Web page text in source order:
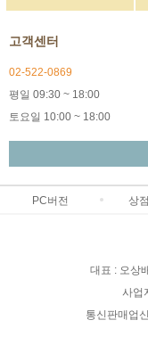
고객센터
02-522-0869
평일 09:30 ~ 18:00
토요일 10:00 ~ 18:00
PC버전 상
대표 : 오상
사업
통신판매업